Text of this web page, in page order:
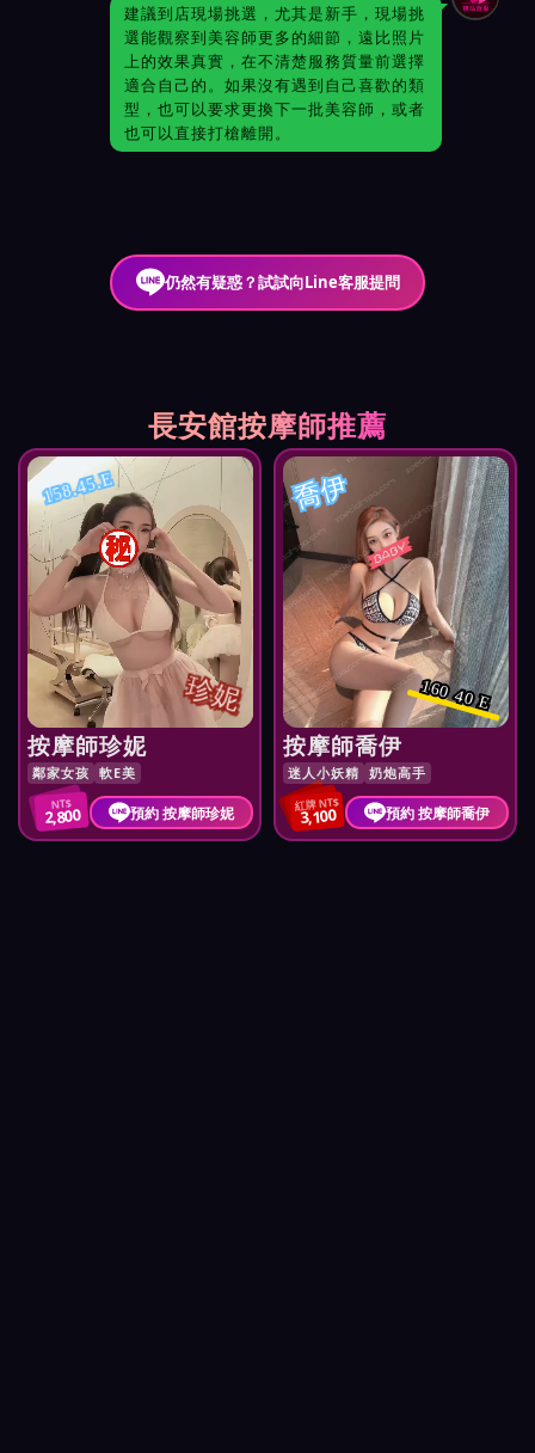
建議到店現場挑選，尤其是新手，現場挑
選能觀察到美容師更多的細節，遠比照片
上的效果真實，在不清楚服務質量前選擇
適合自己的。如果沒有遇到自己喜歡的類
型，也可以要求更換下一批美容師，或者
也可以直接打槍離開。
仍然有疑惑？試試向Line客服提問
長安館按摩師推薦
珍妮
158.45.E
按摩師珍妮
鄰家女孩 軟E美
NT$
2,800 預約 按摩師珍妮
喬伊
160 40 E
按摩師喬伊
迷人小妖精 奶炮高手
紅牌 NT$
3,100 預約 按摩師喬伊